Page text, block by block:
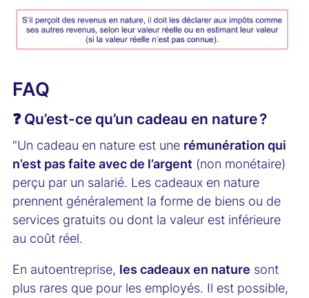
FAQ
❓ Qu’est-ce qu’un cadeau en nature ?
"Un cadeau en nature est une rémunération qui
n’est pas faite avec de l’argent (non monétaire)
perçu par un salarié. Les cadeaux en nature
prennent généralement la forme de biens ou de
services gratuits ou dont la valeur est inférieure
au coût réel.
En autoentreprise, les cadeaux en nature sont
plus rares que pour les employés. Il est possible,